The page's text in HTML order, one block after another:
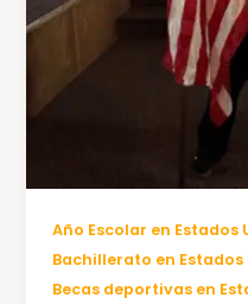
Año Escolar en Estados
Bachillerato en Estados
Becas deportivas en